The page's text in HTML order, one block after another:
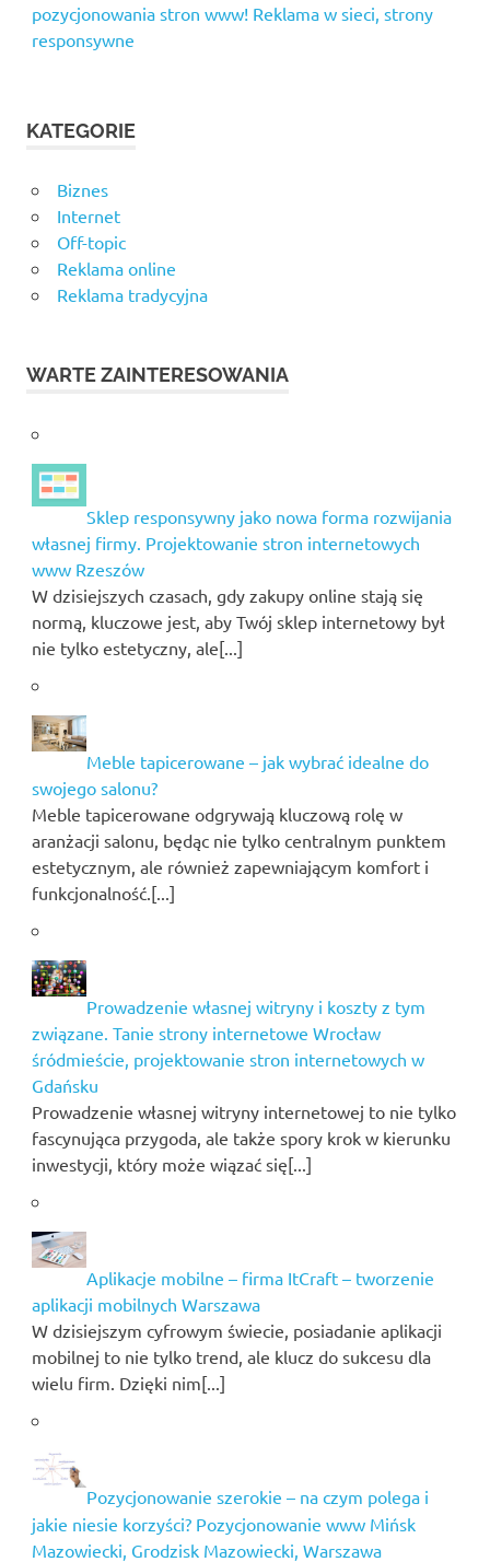
pozycjonowania stron www! Reklama w sieci, strony
responsywne
KATEGORIE
Biznes
Internet
Off-topic
Reklama online
Reklama tradycyjna
WARTE ZAINTERESOWANIA
Sklep responsywny jako nowa forma rozwijania
własnej firmy. Projektowanie stron internetowych
www Rzeszów
W dzisiejszych czasach, gdy zakupy online stają się
normą, kluczowe jest, aby Twój sklep internetowy był
nie tylko estetyczny, ale[...]
Meble tapicerowane – jak wybrać idealne do
swojego salonu?
Meble tapicerowane odgrywają kluczową rolę w
aranżacji salonu, będąc nie tylko centralnym punktem
estetycznym, ale również zapewniającym komfort i
funkcjonalność.[...]
Prowadzenie własnej witryny i koszty z tym
związane. Tanie strony internetowe Wrocław
śródmieście, projektowanie stron internetowych w
Gdańsku
Prowadzenie własnej witryny internetowej to nie tylko
fascynująca przygoda, ale także spory krok w kierunku
inwestycji, który może wiązać się[...]
Aplikacje mobilne – firma ItCraft – tworzenie
aplikacji mobilnych Warszawa
W dzisiejszym cyfrowym świecie, posiadanie aplikacji
mobilnej to nie tylko trend, ale klucz do sukcesu dla
wielu firm. Dzięki nim[...]
Pozycjonowanie szerokie – na czym polega i
jakie niesie korzyści? Pozycjonowanie www Mińsk
Mazowiecki, Grodzisk Mazowiecki, Warszawa